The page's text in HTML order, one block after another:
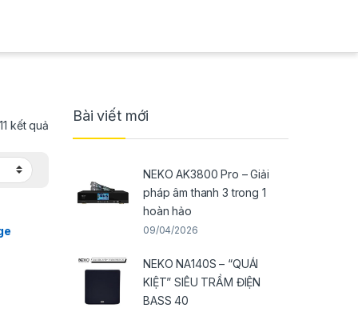
kết quả
Bài viết mới
NEKO AK3800 Pro – Giải
pháp âm thanh 3 trong 1
hoàn hảo
09/04/2026
NEKO NA140S – “QUÁI
KIỆT” SIÊU TRẦM ĐIỆN
BASS 40